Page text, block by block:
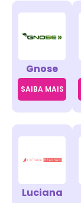
Gnose
SAIBA MAIS
Luciana